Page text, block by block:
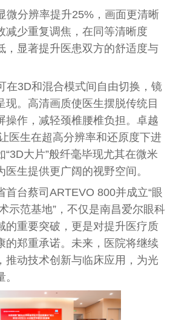
微分辨率提升25%，画面更清晰
减少重复调焦，在同等清晰度
，显著提升医患双方的舒适度与
在3D和混合模式间自由切换，镜
现。高清画质使医生摆脱传统目
操作，减轻颈椎腰椎负担。卓越
医生在超高分辨率和还原度下进
大片”般纤毫毕现尤其在微米
生提供更广阔的视野空间。
首台蔡司ARTEVO 800并成立“眼
示范基地”，不仅是南昌爱尔眼科
的重要突破，更是对提升医疗质
的郑重承诺。未来，医院将继续
推动技术创新与临床应用，为光